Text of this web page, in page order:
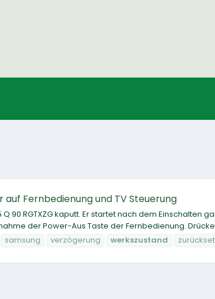
auf Fernbedienung und TV Steuerung
Q 90 RGTXZG kaputt. Er startet nach dem
der Power-Aus Taste der Fernbedienung.
samsung verzögerung werkszustand